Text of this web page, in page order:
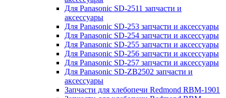
Для Panasonic SD-2511 запчасти и
аксессуары
Для Panasonic SD-253 запчасти и аксессуары
Для Panasonic SD-254 запчасти и аксессуары
Для Panasonic SD-255 запчасти и аксессуары
Для Panasonic SD-256 запчасти и аксессуары
Для Panasonic SD-257 запчасти и аксессуары
Для Panasonic SD-ZB2502 запчасти и
аксессуары
Запчасти для хлебопечи Redmond RBM-1901